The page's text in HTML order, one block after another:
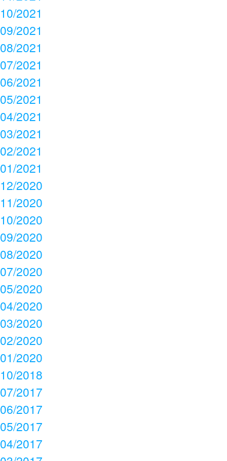
10/2021
09/2021
08/2021
07/2021
06/2021
05/2021
04/2021
03/2021
02/2021
01/2021
12/2020
11/2020
10/2020
09/2020
08/2020
07/2020
05/2020
04/2020
03/2020
02/2020
01/2020
10/2018
07/2017
06/2017
05/2017
04/2017